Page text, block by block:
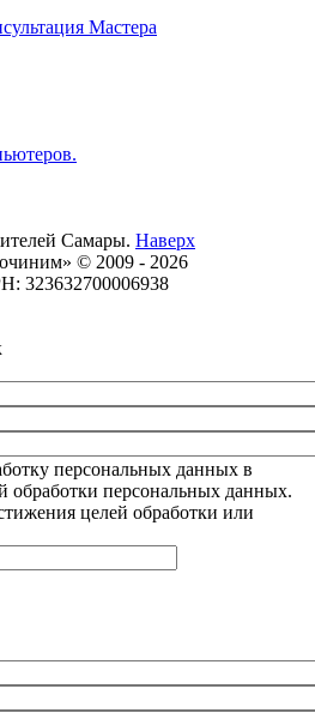
Мастера
Самары. Наверх
© 2009 - 2026
323632700006938
персональных данных в
обработки персональных данных.
целей обработки или